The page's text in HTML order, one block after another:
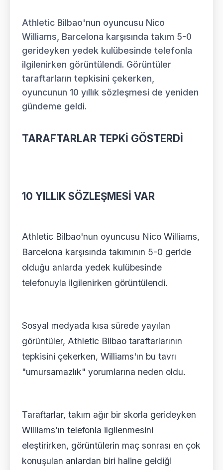
Athletic Bilbao'nun oyuncusu Nico
Williams, Barcelona karşısında takım 5-0
gerideyken yedek kulübesinde telefonla
ilgilenirken görüntülendi. Görüntüler
taraftarların tepkisini çekerken,
oyuncunun 10 yıllık sözleşmesi de yeniden
gündeme geldi.
TARAFTARLAR TEPKİ GÖSTERDİ
10 YILLIK SÖZLEŞMESİ VAR
Athletic Bilbao'nun oyuncusu Nico Williams,
Barcelona karşısında takımının 5-0 geride
olduğu anlarda yedek kulübesinde
telefonuyla ilgilenirken görüntülendi.
Sosyal medyada kısa sürede yayılan
görüntüler, Athletic Bilbao taraftarlarının
tepkisini çekerken, Williams'ın bu tavrı
"umursamazlık" yorumlarına neden oldu.
Taraftarlar, takım ağır bir skorla gerideyken
Williams'ın telefonla ilgilenmesini
eleştirirken, görüntülerin maç sonrası en çok
konuşulan anlardan biri haline geldiği